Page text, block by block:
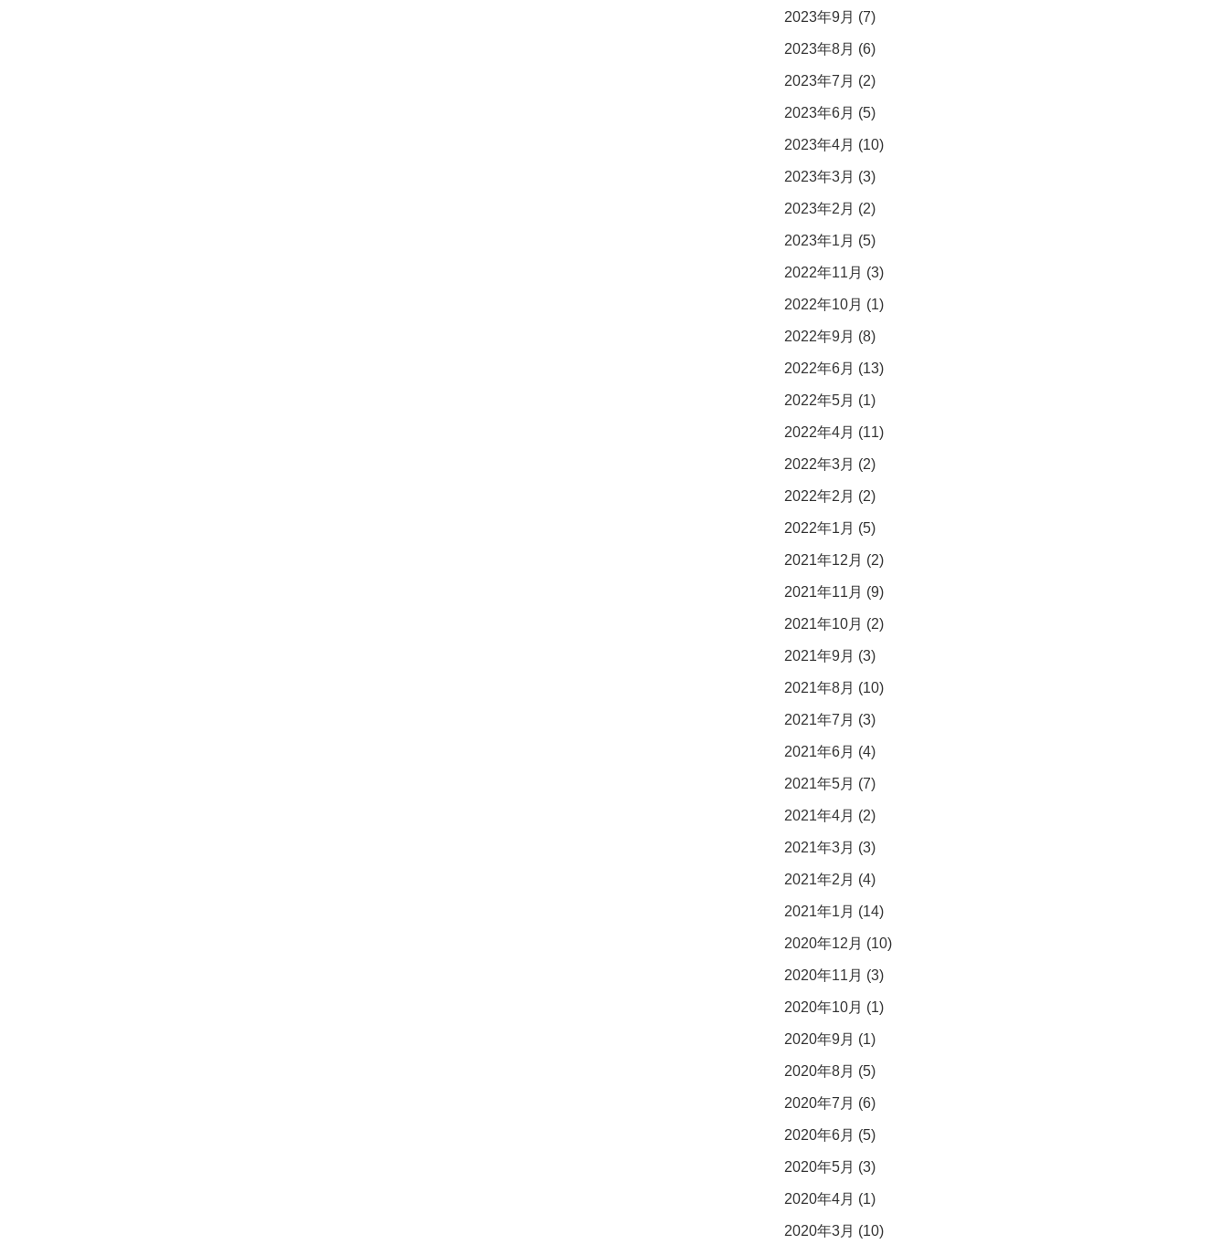
2023年9月 (7)
2023年8月 (6)
2023年7月 (2)
2023年6月 (5)
2023年4月 (10)
2023年3月 (3)
2023年2月 (2)
2023年1月 (5)
2022年11月 (3)
2022年10月 (1)
2022年9月 (8)
2022年6月 (13)
2022年5月 (1)
2022年4月 (11)
2022年3月 (2)
2022年2月 (2)
2022年1月 (5)
2021年12月 (2)
2021年11月 (9)
2021年10月 (2)
2021年9月 (3)
2021年8月 (10)
2021年7月 (3)
2021年6月 (4)
2021年5月 (7)
2021年4月 (2)
2021年3月 (3)
2021年2月 (4)
2021年1月 (14)
2020年12月 (10)
2020年11月 (3)
2020年10月 (1)
2020年9月 (1)
2020年8月 (5)
2020年7月 (6)
2020年6月 (5)
2020年5月 (3)
2020年4月 (1)
2020年3月 (10)